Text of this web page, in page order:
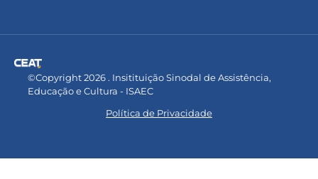
©Copyright 2026 . Insitituição Sinodal de Assistência,
Educação e Cultura - ISAEC
Política de Privacidade